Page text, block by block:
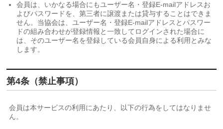
会員は、いかなる場合にもユーザー名・登録E-mailアドレスお
よびパスワードを、第三者に譲渡または貸与することはできま
せん。当協会は、ユーザー名・登録E-mailアドレスとパスワー
ドの組み合わせが登録情報と一致してログインされた場合に
は、そのユーザー名を登録している会員自身による利用とみな
します。
第4条（禁止事項）
会員は本サービスの利用にあたり、以下の行為をしてはなりませ
ん。